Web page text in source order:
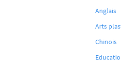
Anglais
Arts
Chinois